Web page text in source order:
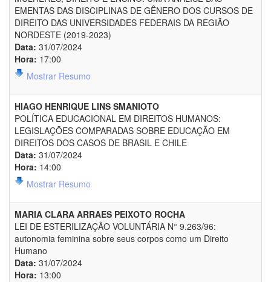
EMENTAS DAS DISCIPLINAS DE GÊNERO DOS CURSOS DE
DIREITO DAS UNIVERSIDADES FEDERAIS DA REGIÃO
NORDESTE (2019-2023)
Data: 31/07/2024
Hora: 17:00
Mostrar Resumo
HIAGO HENRIQUE LINS SMANIOTO
POLÍTICA EDUCACIONAL EM DIREITOS HUMANOS:
LEGISLAÇÕES COMPARADAS SOBRE EDUCAÇÃO EM
DIREITOS DOS CASOS DE BRASIL E CHILE
Data: 31/07/2024
Hora: 14:00
Mostrar Resumo
MARIA CLARA ARRAES PEIXOTO ROCHA
LEI DE ESTERILIZAÇÃO VOLUNTÁRIA N° 9.263/96:
autonomia feminina sobre seus corpos como um Direito
Humano
Data: 31/07/2024
Hora: 13:00